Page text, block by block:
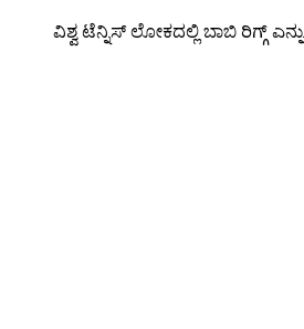
ವಿಶ್ವ ಟೆನ್ನಿಸ್ ಲೋಕದಲ್ಲಿ ಬಾಬಿ ರಿಗ್ಗ್